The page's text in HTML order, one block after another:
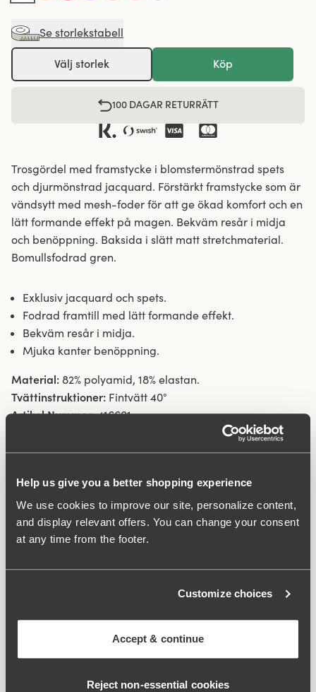
Help us give you a better shopping experience
We use cookies to improve our site, personalize content,
and display relevant offers. You can change your consent
at any time from the footer.
Customize choices
Accept & continue
Reject non‑essential cookies
Se storlekstabell
Välj storlek Köp
100 DAGAR RETURRÄTT
Trosgördel med framstycke i blomstermönstrad spets
och djurmönstrad jacquard. Förstärkt framstycke som är
vändsytt med mesh-foder för att ge ökad komfort och en
lätt formande effekt på magen. Bekväm resår i midja
och benöppning. Baksida i slätt matt stretchmaterial.
Bomullsfodrad gren.
Exklusiv jacquard och spets.
Fodrad framtill med lätt formande effekt.
Bekväm resår i midja.
Mjuka kanter benöppning.
Material: 82% polyamid, 18% elastan.
Tvättinstruktioner: Fintvätt 40°
Artikel Nummer: 416601
Relaterade produkter
Jacquard & Lace bh
539 kr
599 kr
Lovely Jacquard bh
489 kr
549 kr